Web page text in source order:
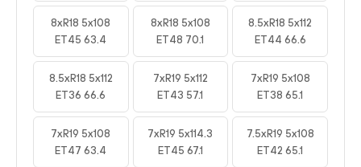
8xR18 5x108
ET45 63.4
8xR18 5x108
ET48 70.1
8.5xR18 5x112
ET44 66.6
8.5xR18 5x112
ET36 66.6
7xR19 5x112
ET43 57.1
7xR19 5x108
ET38 65.1
7xR19 5x108
ET47 63.4
7xR19 5x114.3
ET45 67.1
7.5xR19 5x108
ET42 65.1